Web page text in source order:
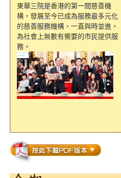
東華三院是香港的第一間慈善機
構，發展至今已成為服務最多元化
的慈善服務機構，一直與時並進，
為社會上無數有需要的市民提供服
務。